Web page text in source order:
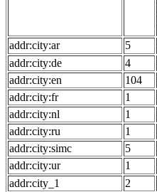
addr:city:ar
5
addr:city:de
4
addr:city:en
104
addr:city:fr
1
addr:city:nl
1
addr:city:ru
1
addr:city:simc
5
addr:city:ur
1
addr:city_1
2